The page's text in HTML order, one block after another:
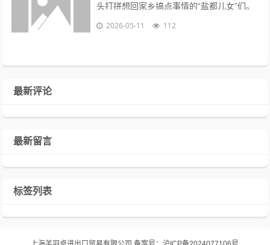
头打拼想回家乡搞点事情的“盐都儿女”们。
今天咱们不扯那些虚头巴脑的宏观大道理，
2026-05-11 112
最新评论
最新留言
标签列表